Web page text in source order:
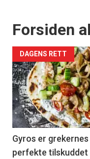
Forsiden
DAGENS RETT
Gyros er
perfekte tilskuddet